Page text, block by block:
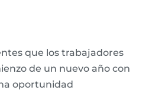
que los trabajadores
de un nuevo año con
oportunidad